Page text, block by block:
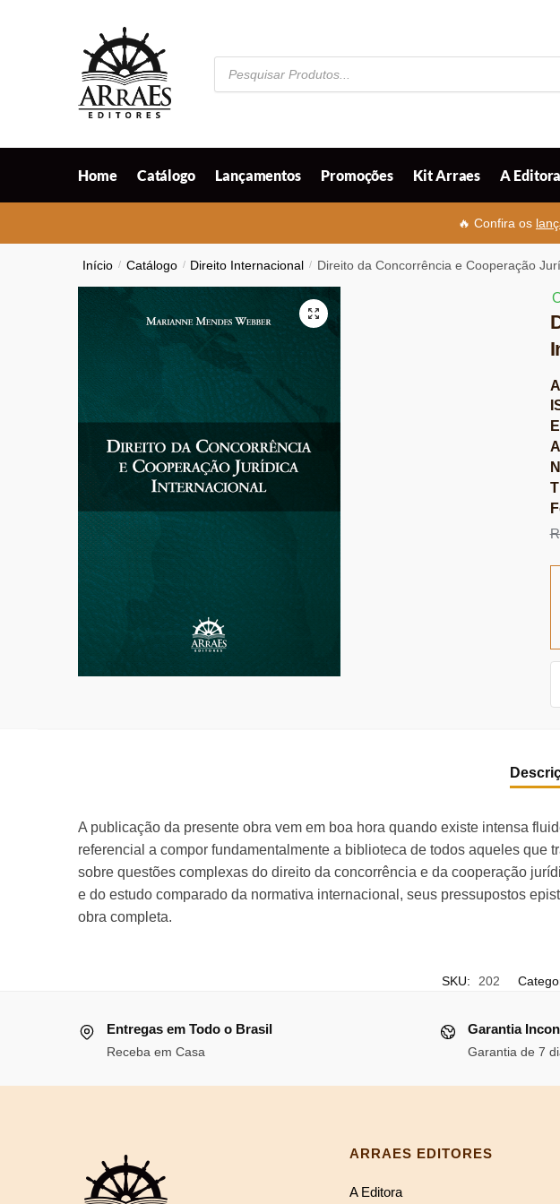
Pesquisar
produtos
Home Catálogo Lançamentos Promoções Kit Arraes A Editora
🔥 Confira os
Início / Catálogo / Direito Internacional / Direito da Concorrência e Cooperação
🔍
A publicação da presente obra vem em boa hora quando existe intensa
referencial a compor fundamentalmente a biblioteca de todos aqueles que
sobre questões complexas do direito da concorrência e da cooperação
e do estudo comparado da normativa internacional, seus pressupostos
obra completa.
SKU: 202
Entregas em Todo o Brasil
Receba em Casa
Garantia
Garantia de 7
ARRAES EDITORES
A Editora